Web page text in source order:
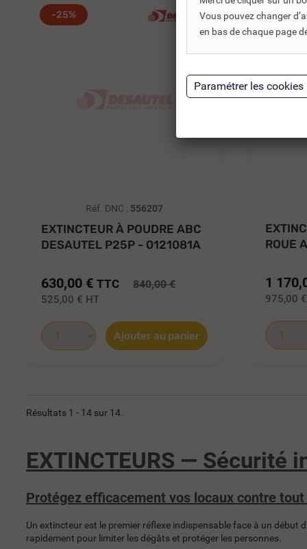
-25%
Réf. DNC : 556207
EXTINCTEUR À POUDRE ABC
DESAUTEL P25P - 0121081A
630,00 € TTC 840,00 €
525,00 € HT
Ajouter au panier
-25%
ROUE
1
975,00 €
Résultats 1 - 14 sur 14.
EXTINCTEURS —
Protégez efficacement vos locaux contre
Un extincteur est le premier réflexe indispensable face à un début
rapidement pour limiter les dégâts et protéger les personnes.
Vous pouvez changer
en bas de chaque page